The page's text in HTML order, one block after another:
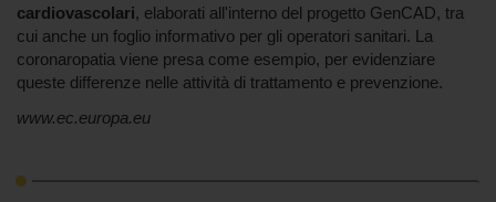
cardiovascolari, elaborati all'interno del progetto GenCAD, tra
cui anche un foglio informativo per gli operatori sanitari. La
coronaropatia viene presa come esempio, per evidenziare
queste differenze nelle attività di trattamento e prevenzione.
www.ec.europa.eu